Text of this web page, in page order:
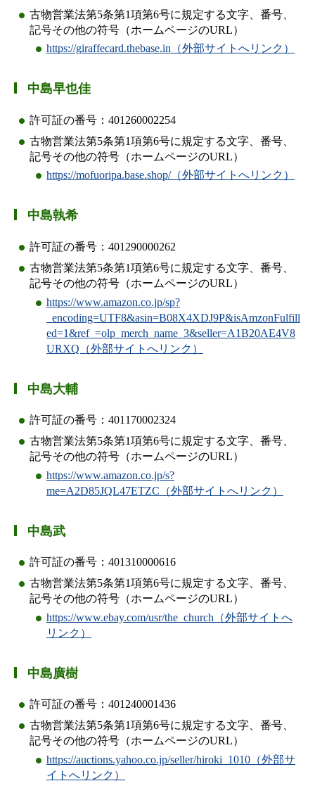
古物営業法第5条第1項第6号に規定する文字、番号、
記号その他の符号（ホームページのURL）
https://giraffecard.thebase.in（外部サイトへリンク）
中島早也佳
許可証の番号：401260002254
古物営業法第5条第1項第6号に規定する文字、番号、
記号その他の符号（ホームページのURL）
https://mofuoripa.base.shop/（外部サイトへリンク）
中島執希
許可証の番号：401290000262
古物営業法第5条第1項第6号に規定する文字、番号、
記号その他の符号（ホームページのURL）
https://www.amazon.co.jp/sp?
_encoding=UTF8&asin=B08X4XDJ9P&isAmzonFulfill
ed=1&ref_=olp_merch_name_3&seller=A1B20AE4V8
URXQ（外部サイトへリンク）
中島大輔
許可証の番号：401170002324
古物営業法第5条第1項第6号に規定する文字、番号、
記号その他の符号（ホームページのURL）
https://www.amazon.co.jp/s?
me=A2D85JQL47ETZC（外部サイトへリンク）
中島武
許可証の番号：401310000616
古物営業法第5条第1項第6号に規定する文字、番号、
記号その他の符号（ホームページのURL）
https://www.ebay.com/usr/the_church（外部サイトへ
リンク）
中島廣樹
許可証の番号：401240001436
古物営業法第5条第1項第6号に規定する文字、番号、
記号その他の符号（ホームページのURL）
https://auctions.yahoo.co.jp/seller/hiroki_1010（外部サ
イトへリンク）